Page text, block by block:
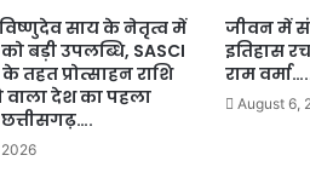
साय के नेतृत्व में
बड़ी उपलब्धि, SASCI
तहत प्रोत्साहन राशि
वाला देश का पहला
जीवन में
इतिहास
राम
August 6,